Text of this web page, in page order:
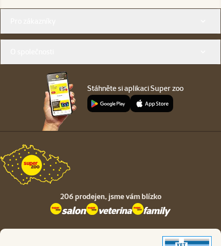
Stáhněte si aplikaci Super zoo
206 prodejen, jsme vám blízko